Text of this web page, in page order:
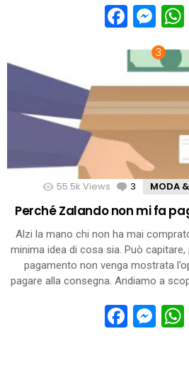
55.5k Views 3 Comments
MODA
Perché Zalando non mi fa
Alzi la mano chi non ha mai
minima idea di cosa sia. Può
pagamento non venga mostrata
pagare alla consegna. Andiamo a